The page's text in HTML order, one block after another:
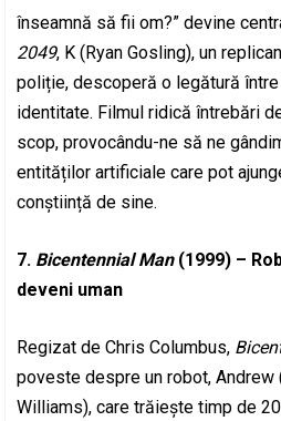
înseamnă să fii om?” devine
2049, K (Ryan Gosling), un
poliție, descoperă o legătură
identitate. Filmul ridică întrebări
scop, provocându-ne să ne
entităților artificiale care pot
conștiință de sine.
7. Bicentennial Man(1999) –
deveni uman
Regizat de Chris Columbus,
poveste despre un robot, Andrew
Williams), care trăiește timp de